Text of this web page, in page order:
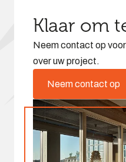
Klaar om
Neem contact op
over uw project.
Neem contact op